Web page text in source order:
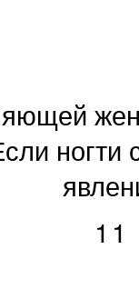
ногти